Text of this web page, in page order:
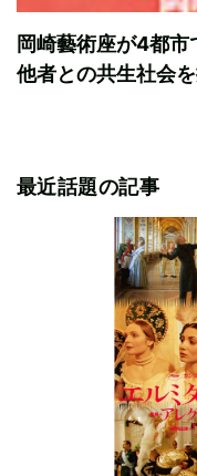
岡崎藝術座が4都
他者との共生社会を
最近話題の記事